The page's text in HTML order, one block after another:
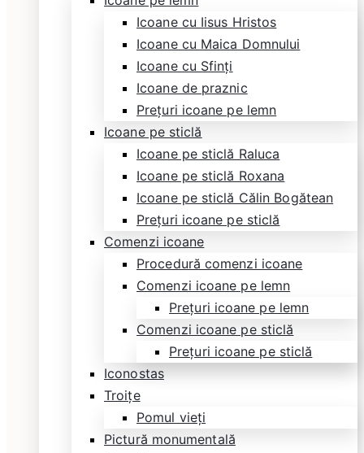
Icoane cu Iisus Hristos
Icoane cu Maica Domnului
Icoane cu Sfinți
Icoane de praznic
Prețuri icoane pe lemn
Icoane pe sticlă
Icoane pe sticlă Raluca
Icoane pe sticlă Roxana
Icoane pe sticlă Călin Bogătean
Prețuri icoane pe sticlă
Comenzi icoane
Procedură comenzi icoane
Comenzi icoane pe lemn
Prețuri icoane pe lemn
Comenzi icoane pe sticlă
Prețuri icoane pe sticlă
Iconostas
Troițe
Pomul vieți
Pictură monumentală